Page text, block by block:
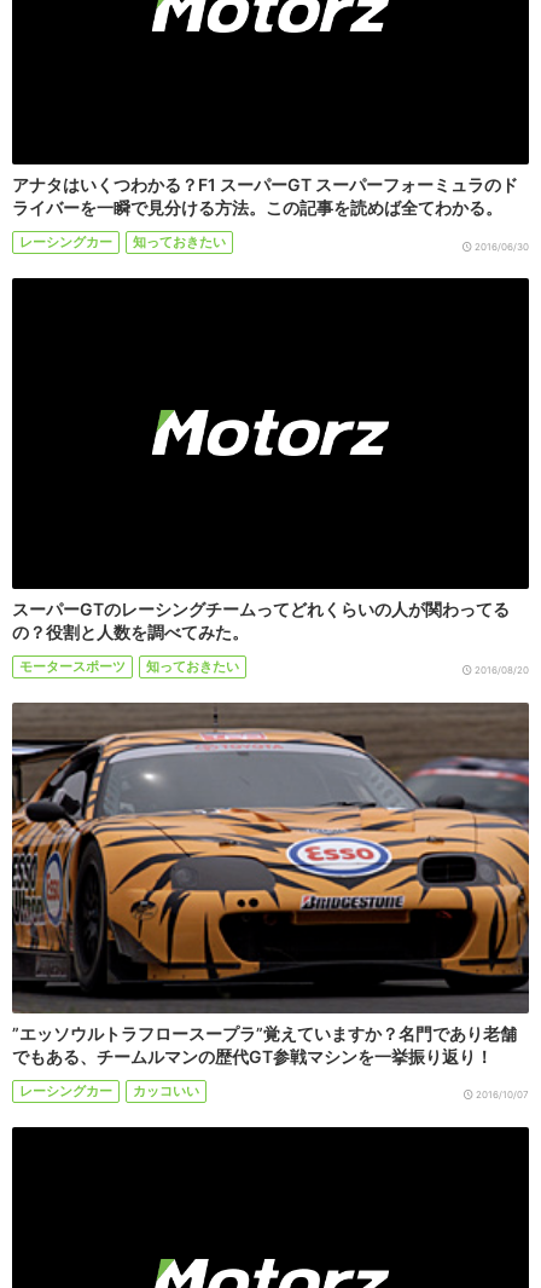
アナタはいくつわかる？F1 スーパーGT スーパーフォーミュラのド
ライバーを一瞬で見分ける方法。この記事を読めば全てわかる。
レーシングカー 知っておきたい 2016/06/30
スーパーGTのレーシングチームってどれくらいの人が関わってる
の？役割と人数を調べてみた。
モータースポーツ 知っておきたい 2016/08/20
”エッソウルトラフロースープラ”覚えていますか？名門であり老舗
でもある、チームルマンの歴代GT参戦マシンを一挙振り返り！
レーシングカー カッコいい 2016/10/07